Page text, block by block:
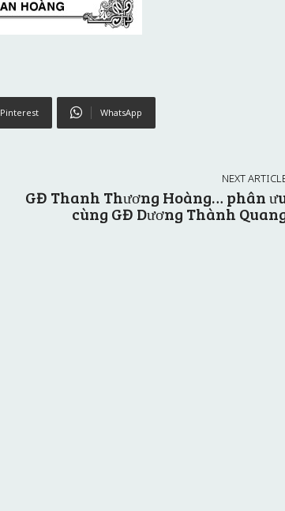
Pinterest WhatsApp
NEXT
GĐ Thanh Thương Hoàng… phân
cùng GĐ Dương Thành